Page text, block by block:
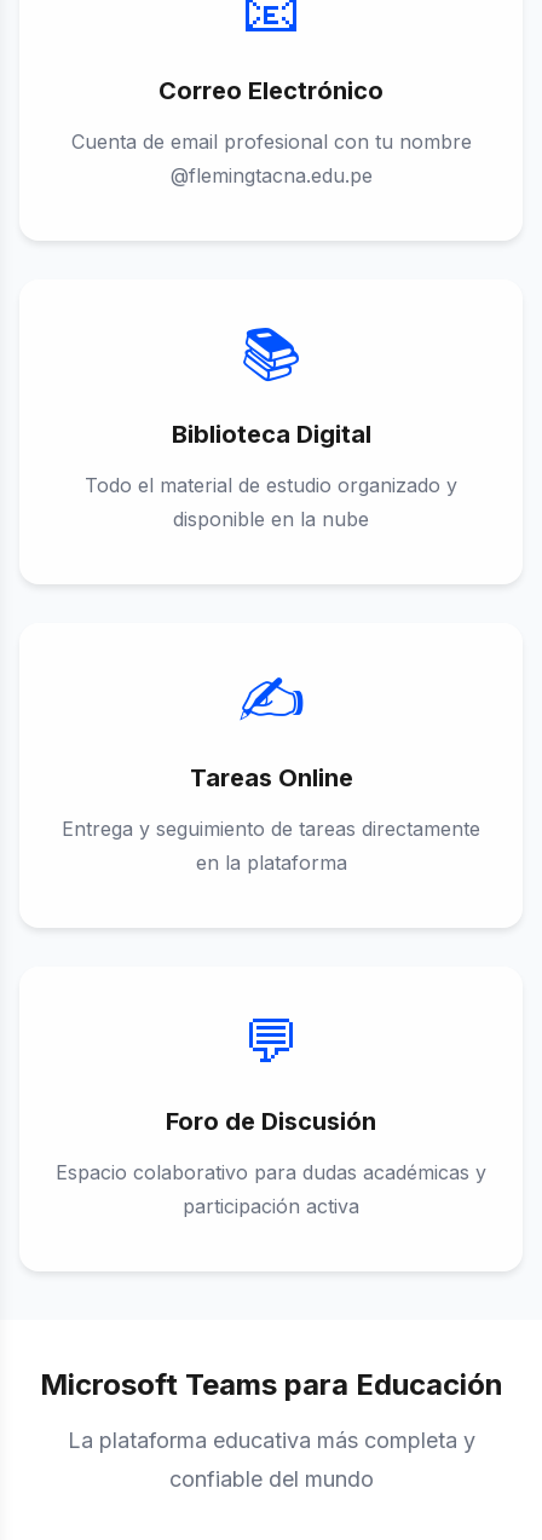
Correo Electrónico
Cuenta de email profesional con tu nombre
@flemingtacna.edu.pe
📚
Biblioteca Digital
Todo el material de estudio organizado y
disponible en la nube
✍️
Tareas Online
Entrega y seguimiento de tareas directamente
en la plataforma
💬
Foro de Discusión
Espacio colaborativo para dudas académicas y
participación activa
Microsoft Teams para Educación
La plataforma educativa más completa y
confiable del mundo